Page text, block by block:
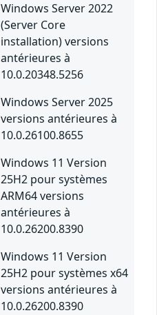
Windows Server 2022
(Server Core
installation) versions
antérieures à
10.0.20348.5256
Windows Server 2025
versions antérieures à
10.0.26100.8655
Windows 11 Version
25H2 pour systèmes
ARM64 versions
antérieures à
10.0.26200.8390
Windows 11 Version
25H2 pour systèmes x64
versions antérieures à
10.0.26200.8390